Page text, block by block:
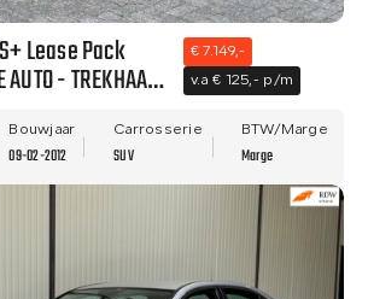
Lease Pack
- TREKHAAK
€ 7.149,-
v.a € 125,- p/m
Bouwjaar
09-02-2012
Carrosserie
SUV
BTW/Marge
Marge